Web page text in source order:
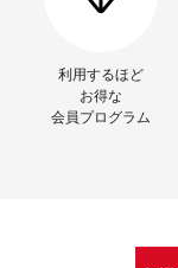
利用するほど
お得な
会員プログラム